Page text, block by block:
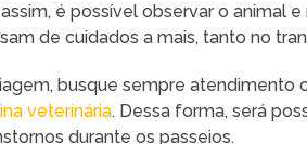
é possível observar o animal
de cuidados a mais, tanto no
busque sempre atendimento
veterinária. Dessa forma, será
durante os passeios.